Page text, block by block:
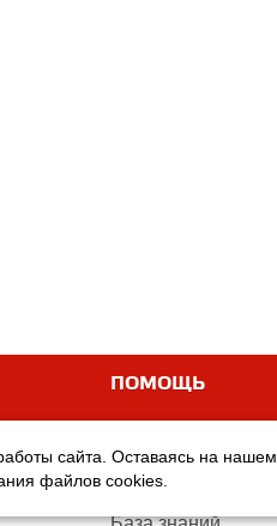
ПОМОЩЬ
Услуги
сайта. Оставаясь на нашем
файлов cookies.